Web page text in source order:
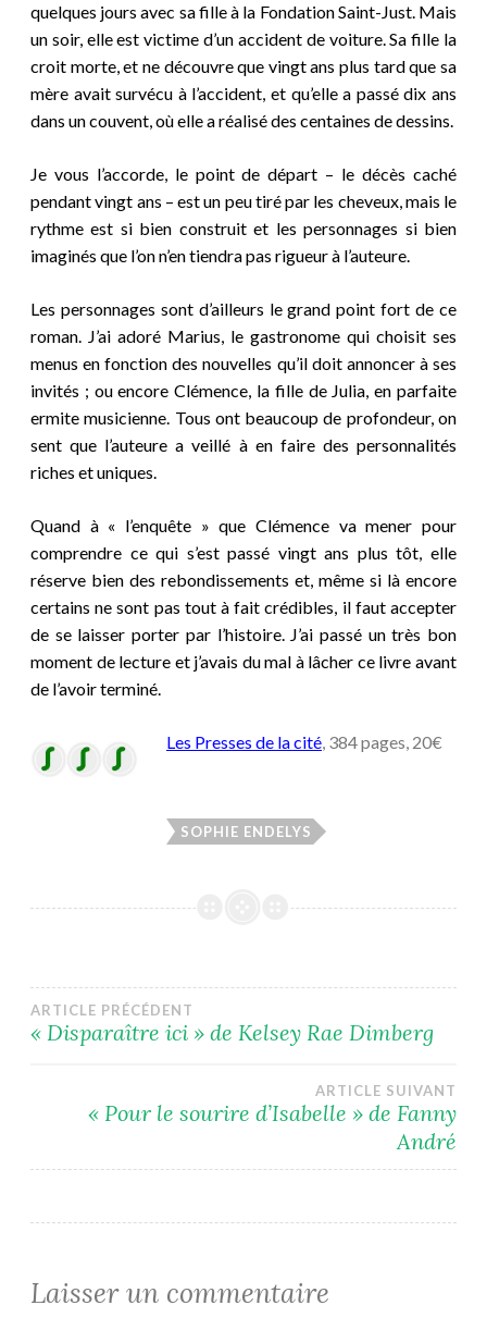
quelques jours avec sa fille à la Fondation Saint-Just. Mais
un soir, elle est victime d’un accident de voiture. Sa fille la
croit morte, et ne découvre que vingt ans plus tard que sa
mère avait survécu à l’accident, et qu’elle a passé dix ans
dans un couvent, où elle a réalisé des centaines de dessins.
Je vous l’accorde, le point de départ – le décès caché
pendant vingt ans – est un peu tiré par les cheveux, mais le
rythme est si bien construit et les personnages si bien
imaginés que l’on n’en tiendra pas rigueur à l’auteure.
Les personnages sont d’ailleurs le grand point fort de ce
roman. J’ai adoré Marius, le gastronome qui choisit ses
menus en fonction des nouvelles qu’il doit annoncer à ses
invités ; ou encore Clémence, la fille de Julia, en parfaite
ermite musicienne. Tous ont beaucoup de profondeur, on
sent que l’auteure a veillé à en faire des personnalités
riches et uniques.
Quand à « l’enquête » que Clémence va mener pour
comprendre ce qui s’est passé vingt ans plus tôt, elle
réserve bien des rebondissements et, même si là encore
certains ne sont pas tout à fait crédibles, il faut accepter
de se laisser porter par l’histoire. J’ai passé un très bon
moment de lecture et j’avais du mal à lâcher ce livre avant
de l’avoir terminé.
Les Presses de la cité, 384 pages, 20€
SOPHIE ENDELYS
Navigation
l’article
ARTICLE PRÉCÉDENT
« Disparaître ici » de Kelsey Rae Dimberg
ARTICLE SUIVANT
« Pour le sourire d’Isabelle » de Fanny
André
Laisser un commentaire